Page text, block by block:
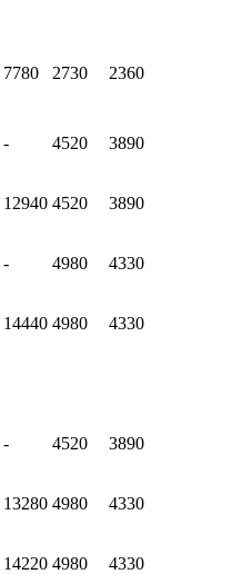
7780 2730 2360
- 4520 3890
12940 4520 3890
- 4980 4330
14440 4980 4330
- 4520 3890
13280 4980 4330
14220 4980 4330